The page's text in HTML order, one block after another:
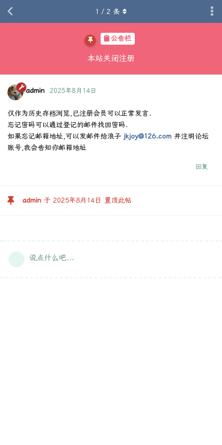
公告栏
本站关闭注册
1 / 2 条
admin 2025年8月14日
仅作为历史存档浏览,已注册会员可以正常发言.
忘记密码可以通过登记的邮件找回密码.
如果忘记邮箱地址,可以发邮件给浪子 jkjoy@126.com 并注明论坛
账号,我会告知你邮箱地址
回复
admin 于 2025年8月14日 置顶此帖
说点什么吧...